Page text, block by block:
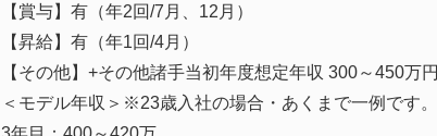
【賞与】有（年2回/7月、12月）
【昇給】有（年1回/4月）
【その他】+その他諸手当初年度想定年収 300～450万円
＜モデル年収＞※23歳入社の場合・あくまで一例です。